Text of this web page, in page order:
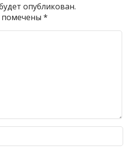
опубликован.
помечены*